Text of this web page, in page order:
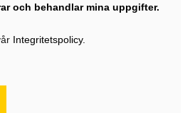
och behandlar mina uppgifter.
Integritetspolicy.